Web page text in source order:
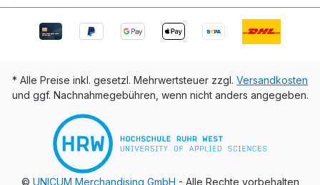
* Alle Preise inkl. gesetzl. Mehrwertsteuer zzgl. Versandkosten
und ggf. Nachnahmegebühren, wenn nicht anders angegeben.
© UNICUM Merchandising GmbH - Alle Rechte vorbehalten